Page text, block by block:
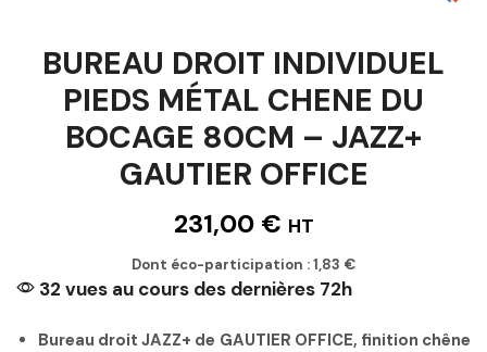
BUREAU DROIT INDIVIDUEL
PIEDS MÉTAL CHENE DU
BOCAGE 80CM – JAZZ+
GAUTIER OFFICE
231,00 € HT
Dont éco-participation :1,83 €
32 vues au cours des dernières 72h
Bureau droit JAZZ+ de GAUTIER OFFICE, finition chêne